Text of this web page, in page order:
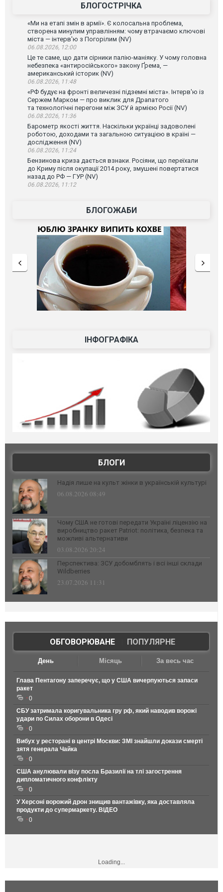
БЛОГОСТРІЧКА
«Ми на етапі змін в армії». Є колосальна проблема,
створена минулим управлінням: чому втрачаємо ключові
міста — інтерв'ю з Погорілим (NV)
06.08.2026, 12:00
Це те саме, що дати сірники палію-маніяку. У чому головна
небезпека «антиросійського» закону Ґрема, —
американський історик (NV)
06.08.2026, 11:48
«РФ будує на фронті величезні підземні міста». Інтерв'ю із
Сержем Марком — про виклик для Драпатого
та технологічні перегони між ЗСУ й армією Росії (NV)
06.08.2026, 11:36
Барометр якості життя. Наскільки українці задоволені
роботою, доходами та загальною ситуацією в країні —
дослідження (NV)
06.08.2026, 11:24
Бензинова криза дається взнаки. Росіяни, що переїхали
до Криму після окупації 2014 року, змушені повертатися
назад до РФ — ГУР (NV)
06.08.2026, 11:12
БЛОГОЖАБИ
ІНФОГРАФІКА
БЛОГИ
Надія лише на культ жінки в українській культурі
06.08.2026 08:49
Чому США не готові передати Україні ліцензію на
виробництво ракет Patriot: політика, безпека та
можливі альтернативи
03.08.2026 20:24
Перспектива: ЗСУ добомблять і всі інші склади
Wildberries
23.07.2026 11:31
ОБГОВОРЮВАНЕ| ПОПУЛЯРНЕ
День Місяць За весь час
Глава Пентагону заперечує, що у США вичерпуються запаси
ракет
0
СБУ затримала коригувальника гру рф, який наводив ворожі
удари по Силах оборони в Одесі
0
Вибух у ресторані в центрі Москви: ЗМІ знайшли докази смерті
зятя генерала Чайка
0
США анулювали візу посла Бразилії на тлі загострення
дипломатичного конфлікту
0
У Херсоні ворожий дрон знищив вантажівку, яка доставляла
продукти до супермаркету. ВІДЕО
0
Loading...